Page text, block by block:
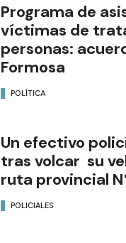
Programa de
víctimas de
personas:
Formosa
POLÍTICA
Un efectivo
tras volcar su
ruta provincial
POLICIALES